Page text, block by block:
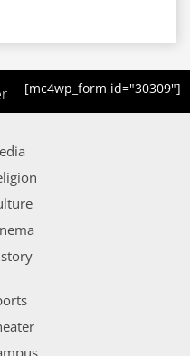
[mc4wp_form id="30309"]